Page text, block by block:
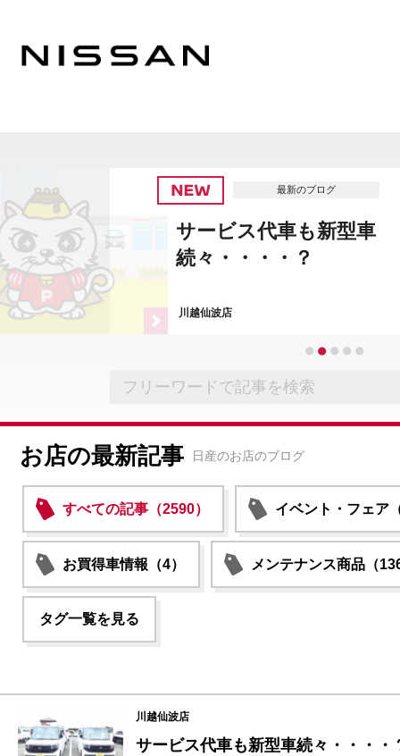
最新のブログ
サービス代車も新型車
続々・・・・？
川越仙波店
お店の最新記事 日産のお店のブログ
すべての記事（2590） イベント・フェア
お買得車情報（4） メンテナンス商品（
タグ一覧を見る
川越仙波店
サービス代車も新型車続々・・・・